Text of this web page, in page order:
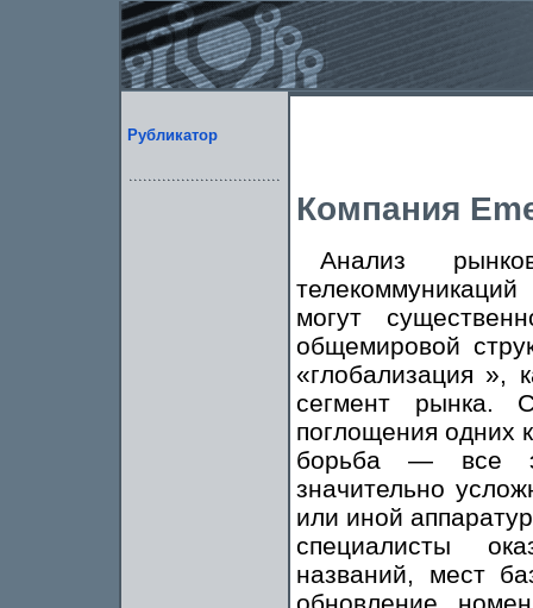
Рубликатор
Компания
Анализ
могут
общемировой
«глобализация »,
сегмент рынка.
поглощения одних
борьба — все
значительно
или иной
специалисты
названий, мест
обновление